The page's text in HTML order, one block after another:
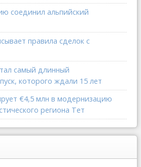
соединил альпийский
правила сделок с
самый длинный
которого ждали 15 лет
€4,5 млн в модернизацию
региона Тет